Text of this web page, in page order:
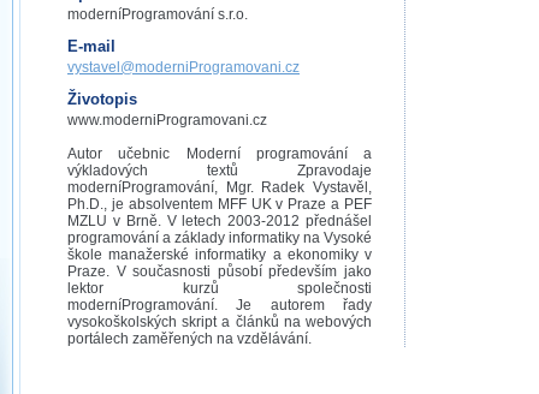
moderníProgramování s.r.o.
E-mail
vystavel@moderniProgramovani.cz
Životopis
www.moderniProgramovani.cz
Autor učebnic Moderní programování a
výkladových textů Zpravodaje
moderníProgramování, Mgr. Radek Vystavěl,
Ph.D., je absolventem MFF UK v Praze a PEF
MZLU v Brně. V letech 2003-2012 přednášel
programování a základy informatiky na Vysoké
škole manažerské informatiky a ekonomiky v
Praze. V současnosti působí především jako
lektor kurzů společnosti
moderníProgramování. Je autorem řady
vysokoškolských skript a článků na webových
portálech zaměřených na vzdělávání.